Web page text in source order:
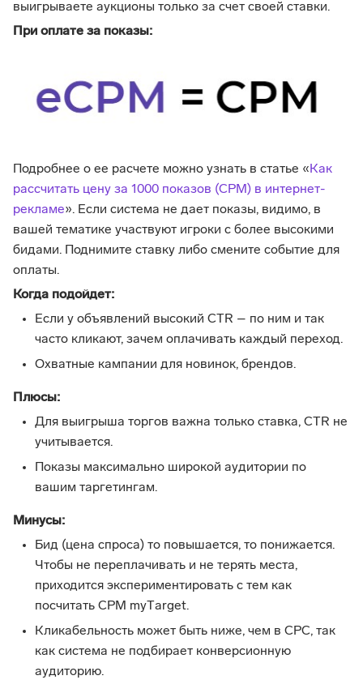
выигрываете аукционы только за счет своей ставки.
При оплате за показы:
Подробнее о ее расчете можно узнать в статье «Как
рассчитать цену за 1000 показов (CPM) в интернет-
рекламе». Если система не дает показы, видимо, в
вашей тематике участвуют игроки с более высокими
бидами. Поднимите ставку либо смените событие для
оплаты.
Когда подойдет:
Если у объявлений высокий CTR – по ним и так
часто кликают, зачем оплачивать каждый переход.
Охватные кампании для новинок, брендов.
Плюсы:
Для выигрыша торгов важна только ставка, CTR не
учитывается.
Показы максимально широкой аудитории по
вашим таргетингам.
Минусы:
Бид (цена спроса) то повышается, то понижается.
Чтобы не переплачивать и не терять места,
приходится экспериментировать с тем как
посчитать CPM myТarget.
Кликабельность может быть ниже, чем в CPC, так
как система не подбирает конверсионную
аудиторию.